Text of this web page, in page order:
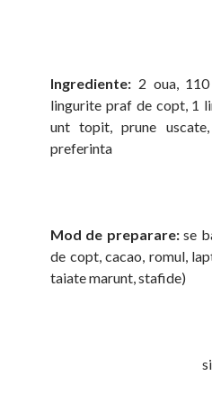
Ingrediente: 2 oua,
lingurite praf de copt, 1
unt topit, prune
preferinta
Mod de preparare:se
de copt, cacao, romul,
taiate marunt, stafide)